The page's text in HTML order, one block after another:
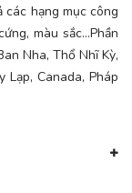
hạng mục công
màu sắc…Phần
Nha, Thổ Nhĩ Kỳ,
Canada, Pháp